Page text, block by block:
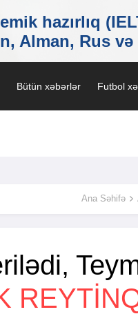
Bütün xəbərlər Futbol
Ana Səhifə